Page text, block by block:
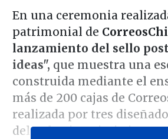
En una ceremonia
patrimonial de
lanzamiento del sello
ideas", que muestra una
construida mediante el
más de 200 cajas de
realizada por tres
del Colectivo Dimitri.